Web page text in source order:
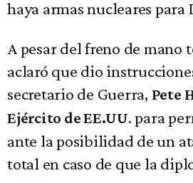
haya armas nucleares para
A pesar del freno de mano
aclaró que dio
secretario de Guerra, Pete
Ejército de EE.UU. para
ante la posibilidad de un
total en caso de que la